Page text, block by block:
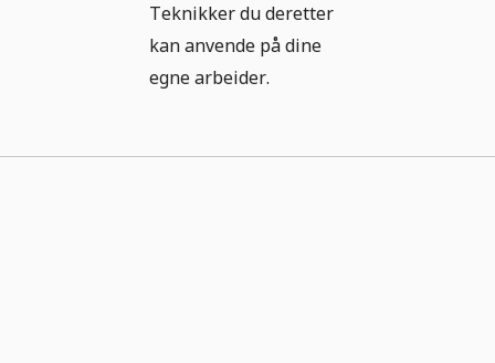
Teknikker du deretter
kan anvende på dine
egne arbeider.